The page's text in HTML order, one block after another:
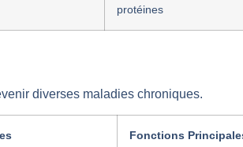
protéines
diverses maladies chroniques.
Fonctions